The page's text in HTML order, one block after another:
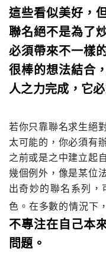
這些看似美好，
聯名絕不是為了
必須帶來不一樣
很棒的想法結合
人之力完成，它
若你只靠聯名求生絕
太可能的，你必須有
之前或是之中建立起
幾個例外，像是某位
出奇妙的聯名系列
色。在多數的情況下
不專注在自己本
問題。